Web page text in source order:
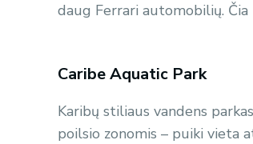
daug Ferrari automobilių.
Caribe Aquatic Park
Karibų stiliaus vandens
poilsio zonomis – puiki vieta